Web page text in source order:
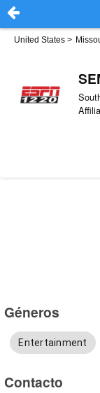
United States >
Géneros
Entertainment
Contacto